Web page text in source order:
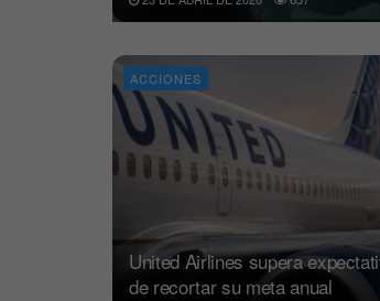
ACCIONES
United Airlines supera
de recortar su meta anual